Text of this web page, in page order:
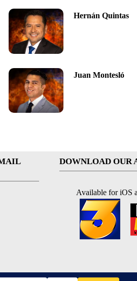
Hernán Quintas
Juan Montesló
DOWNLOAD OUR
Available for iOS